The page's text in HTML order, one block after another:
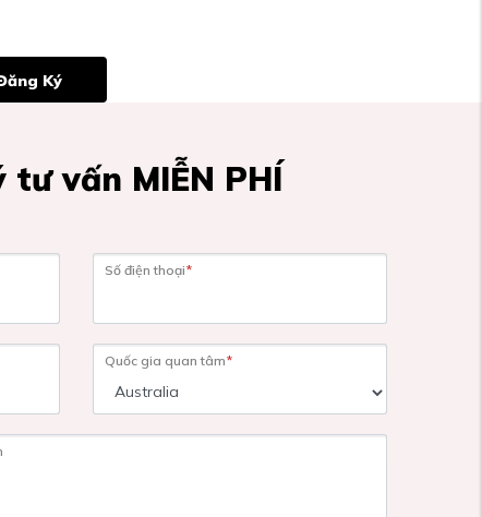
Ký
vấn MIỄN PHÍ
Số điện thoại*
Quốc gia quan tâm*